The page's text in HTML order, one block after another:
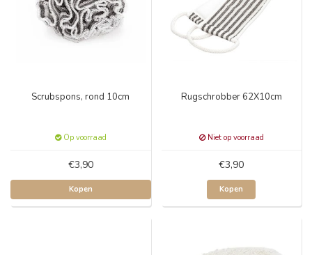
Scrubspons, rond 10cm
Op voorraad
€3,90
Kopen
Rugschrobber 62X10cm
Niet op voorraad
€3,90
Kopen